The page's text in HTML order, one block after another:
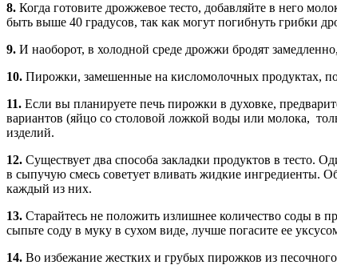
8. Когда готовите дрожжевое тесто, добавляйте в него
быть выше 40 градусов, так как могут погибнуть грибки
9. И наоборот, в холодной среде дрожжи бродят
10. Пирожки, замешенные на кисломолочных продуктах,
11. Если вы планируете печь пирожки в духовке,
вариантов (яйцо со столовой ложкой воды или молока,
изделий.
12. Существует два способа закладки продуктов в тесто.
в сыпучую смесь советует вливать жидкие ингредиенты.
каждый из них.
13. Старайтесь не положить излишнее количество соды в
сыпьте соду в муку в сухом виде, лучше погасите ее
14. Во избежание жестких и грубых пирожков из